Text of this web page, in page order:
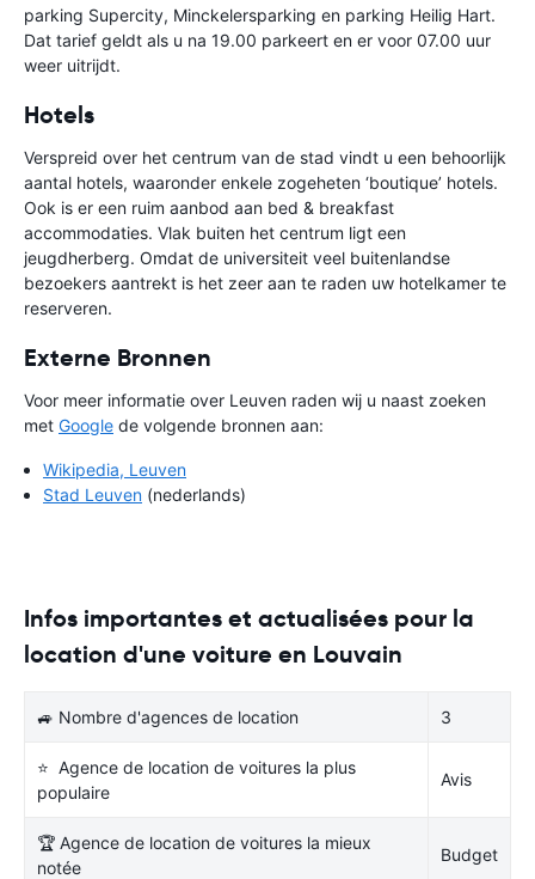
parking Supercity, Minckelersparking en parking Heilig Hart.
Dat tarief geldt als u na 19.00 parkeert en er voor 07.00 uur
weer uitrijdt.
Hotels
Verspreid over het centrum van de stad vindt u een behoorlijk
aantal hotels, waaronder enkele zogeheten ‘boutique’ hotels.
Ook is er een ruim aanbod aan bed & breakfast
accommodaties. Vlak buiten het centrum ligt een
jeugdherberg. Omdat de universiteit veel buitenlandse
bezoekers aantrekt is het zeer aan te raden uw hotelkamer te
reserveren.
Externe Bronnen
Voor meer informatie over Leuven raden wij u naast zoeken
met Google de volgende bronnen aan:
Wikipedia, Leuven
Stad Leuven (nederlands)
Infos importantes et actualisées pour la
location d'une voiture en Louvain
🚙 Nombre d'agences de location 3
⭐ Agence de location de voitures la plus
populaire
Avis
🏆 Agence de location de voitures la mieux
notée
Budget